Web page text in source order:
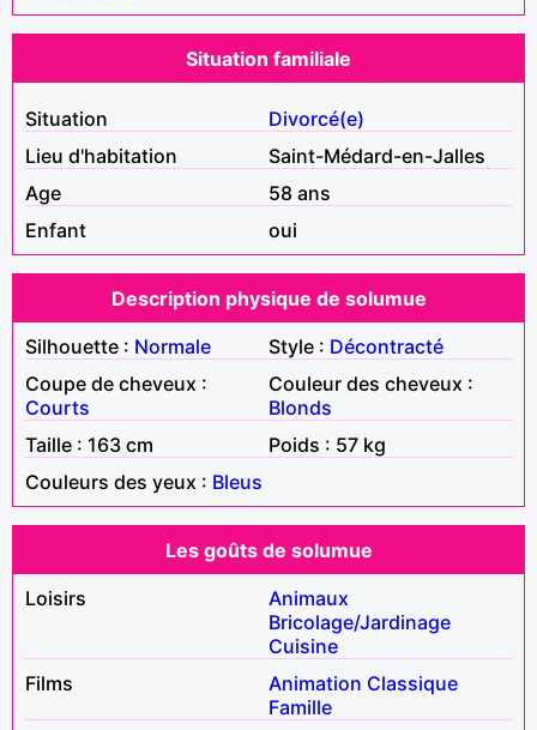
Situation familiale
Situation
Divorcé(e)
Lieu d'habitation
Saint-Médard-en-Jalles
Age
58 ans
Enfant
oui
Description physique de solumue
Silhouette : Normale Style : Décontracté
Coupe de cheveux :
Courts
Couleur des cheveux :
Blonds
Taille : 163 cm
Poids : 57 kg
Couleurs des yeux : Bleus
Les goûts de solumue
Loisirs
Animaux
Bricolage/Jardinage
Cuisine
Films
Animation Classique
Famille